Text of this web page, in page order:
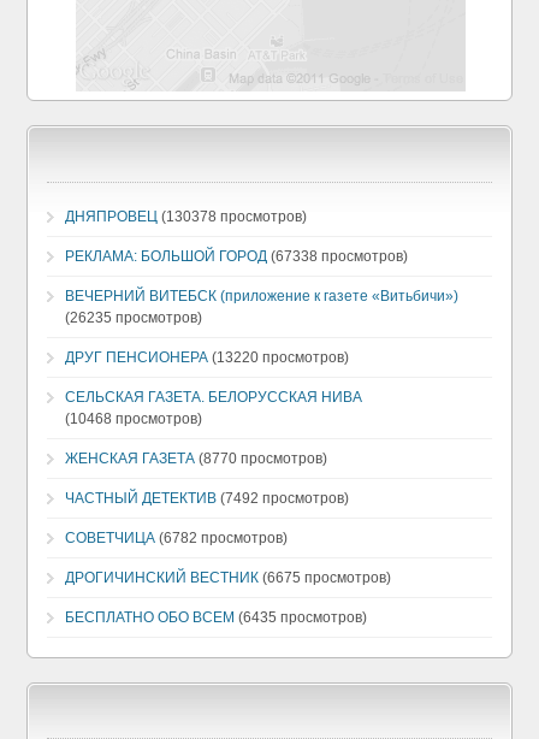
ДНЯПРОВЕЦ (130378 просмотров)
РЕКЛАМА: БОЛЬШОЙ ГОРОД (67338 просмотров)
ВЕЧЕРНИЙ ВИТЕБСК (приложение к газете «Витьбичи»)
(26235 просмотров)
ДРУГ ПЕНСИОНЕРА (13220 просмотров)
СЕЛЬСКАЯ ГАЗЕТА. БЕЛОРУССКАЯ НИВА
(10468 просмотров)
ЖЕНСКАЯ ГАЗЕТА (8770 просмотров)
ЧАСТНЫЙ ДЕТЕКТИВ (7492 просмотров)
СОВЕТЧИЦА (6782 просмотров)
ДРОГИЧИНСКИЙ ВЕСТНИК (6675 просмотров)
БЕСПЛАТНО ОБО ВСЕМ (6435 просмотров)